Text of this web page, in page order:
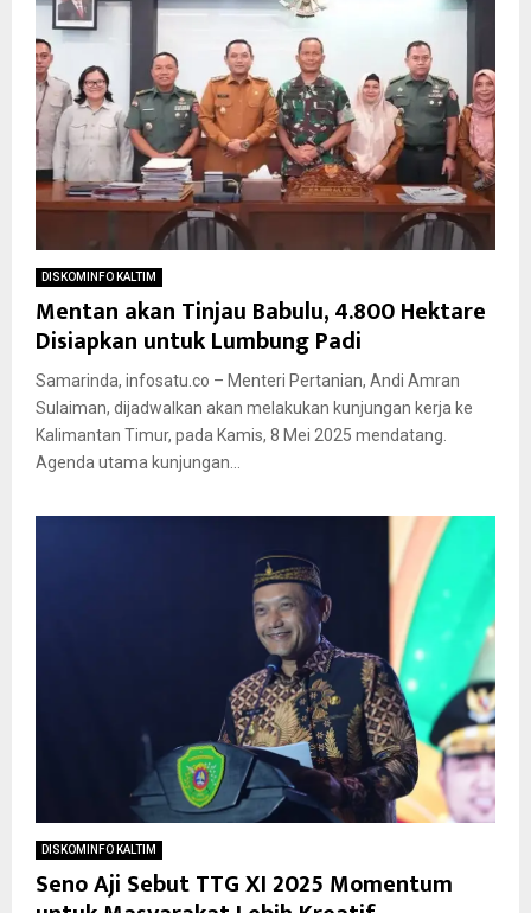
DISKOMINFO KALTIM
Mentan akan Tinjau Babulu, 4.800 Hektare
Disiapkan untuk Lumbung Padi
Samarinda, infosatu.co – Menteri Pertanian, Andi Amran
Sulaiman, dijadwalkan akan melakukan kunjungan kerja ke
Kalimantan Timur, pada Kamis, 8 Mei 2025 mendatang.
Agenda utama kunjungan...
DISKOMINFO KALTIM
Seno Aji Sebut TTG XI 2025 Momentum